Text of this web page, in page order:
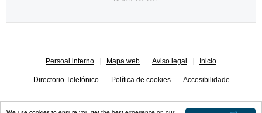
Persoal interno Mapa web Aviso legal Inicio
Directorio Telefónico Política de cookies Accesibilidade